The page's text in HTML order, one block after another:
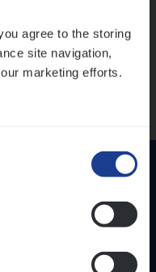
agree to the storing
site navigation,
marketing efforts.
én droge
én op het